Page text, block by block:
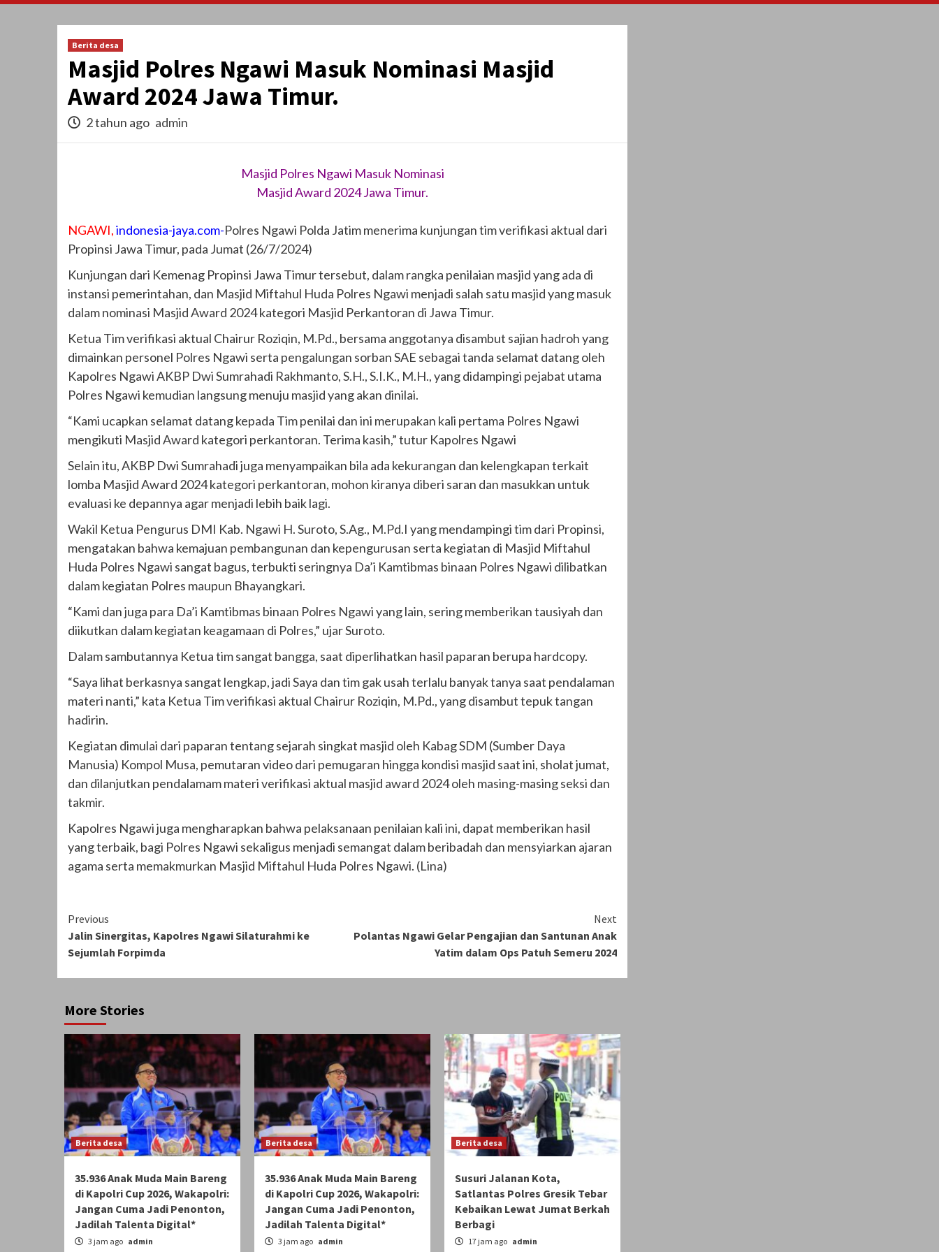
Berita desa
Masjid Polres Ngawi Masuk Nominasi Masjid
Award 2024 Jawa Timur.
2 tahun ago admin
Masjid Polres Ngawi Masuk Nominasi
Masjid Award 2024 Jawa Timur.
NGAWI,indonesia-jaya.com-Polres Ngawi Polda Jatim menerima kunjungan tim verifikasi aktual dari
Propinsi Jawa Timur, pada Jumat (26/7/2024)
Kunjungan dari Kemenag Propinsi Jawa Timur tersebut, dalam rangka penilaian masjid yang ada di
instansi pemerintahan, dan Masjid Miftahul Huda Polres Ngawi menjadi salah satu masjid yang masuk
dalam nominasi Masjid Award 2024 kategori Masjid Perkantoran di Jawa Timur.
Ketua Tim verifikasi aktual Chairur Roziqin, M.Pd., bersama anggotanya disambut sajian hadroh yang
dimainkan personel Polres Ngawi serta pengalungan sorban SAE sebagai tanda selamat datang oleh
Kapolres Ngawi AKBP Dwi Sumrahadi Rakhmanto, S.H., S.I.K., M.H., yang didampingi pejabat utama
Polres Ngawi kemudian langsung menuju masjid yang akan dinilai.
“Kami ucapkan selamat datang kepada Tim penilai dan ini merupakan kali pertama Polres Ngawi
mengikuti Masjid Award kategori perkantoran. Terima kasih,” tutur Kapolres Ngawi
Selain itu, AKBP Dwi Sumrahadi juga menyampaikan bila ada kekurangan dan kelengkapan terkait
lomba Masjid Award 2024 kategori perkantoran, mohon kiranya diberi saran dan masukkan untuk
evaluasi ke depannya agar menjadi lebih baik lagi.
Wakil Ketua Pengurus DMI Kab. Ngawi H. Suroto, S.Ag., M.Pd.I yang mendampingi tim dari Propinsi,
mengatakan bahwa kemajuan pembangunan dan kepengurusan serta kegiatan di Masjid Miftahul
Huda Polres Ngawi sangat bagus, terbukti seringnya Da’i Kamtibmas binaan Polres Ngawi dilibatkan
dalam kegiatan Polres maupun Bhayangkari.
“Kami dan juga para Da’i Kamtibmas binaan Polres Ngawi yang lain, sering memberikan tausiyah dan
diikutkan dalam kegiatan keagamaan di Polres,” ujar Suroto.
Dalam sambutannya Ketua tim sangat bangga, saat diperlihatkan hasil paparan berupa hardcopy.
“Saya lihat berkasnya sangat lengkap, jadi Saya dan tim gak usah terlalu banyak tanya saat pendalaman
materi nanti,” kata Ketua Tim verifikasi aktual Chairur Roziqin, M.Pd., yang disambut tepuk tangan
hadirin.
Kegiatan dimulai dari paparan tentang sejarah singkat masjid oleh Kabag SDM (Sumber Daya
Manusia) Kompol Musa, pemutaran video dari pemugaran hingga kondisi masjid saat ini, sholat jumat,
dan dilanjutkan pendalamam materi verifikasi aktual masjid award 2024 oleh masing-masing seksi dan
takmir.
Kapolres Ngawi juga mengharapkan bahwa pelaksanaan penilaian kali ini, dapat memberikan hasil
yang terbaik, bagi Polres Ngawi sekaligus menjadi semangat dalam beribadah dan mensyiarkan ajaran
agama serta memakmurkan Masjid Miftahul Huda Polres Ngawi. (Lina)
Continue
Reading
Previous
Jalin Sinergitas, Kapolres Ngawi Silaturahmi ke
Sejumlah Forpimda
Next
Polantas Ngawi Gelar Pengajian dan Santunan Anak
Yatim dalam Ops Patuh Semeru 2024
More Stories
Berita desa
35.936 Anak Muda Main Bareng
di Kapolri Cup 2026, Wakapolri:
Jangan Cuma Jadi Penonton,
Jadilah Talenta Digital*
3 jam ago admin
Berita desa
35.936 Anak Muda Main Bareng
di Kapolri Cup 2026, Wakapolri:
Jangan Cuma Jadi Penonton,
Jadilah Talenta Digital*
3 jam ago admin
Berita desa
Susuri Jalanan Kota,
Satlantas Polres Gresik Tebar
Kebaikan Lewat Jumat Berkah
Berbagi
17 jam ago admin